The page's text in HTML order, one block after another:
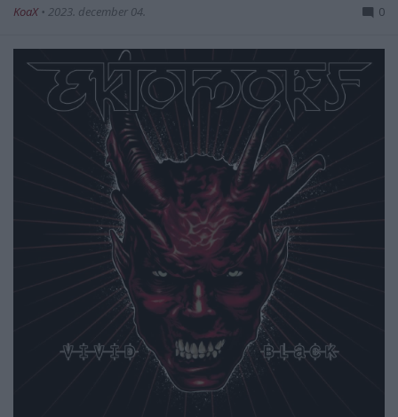
KoaX • 2023. december 04. 0